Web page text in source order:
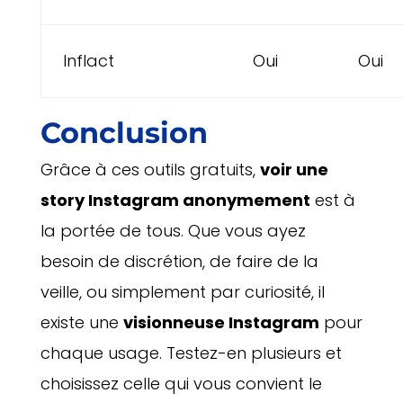
Inflact Oui Oui
Conclusion
Grâce à ces outils gratuits, voir une
story Instagram anonymement est à
la portée de tous. Que vous ayez
besoin de discrétion, de faire de la
veille, ou simplement par curiosité, il
existe une visionneuse Instagram pour
chaque usage. Testez-en plusieurs et
choisissez celle qui vous convient le